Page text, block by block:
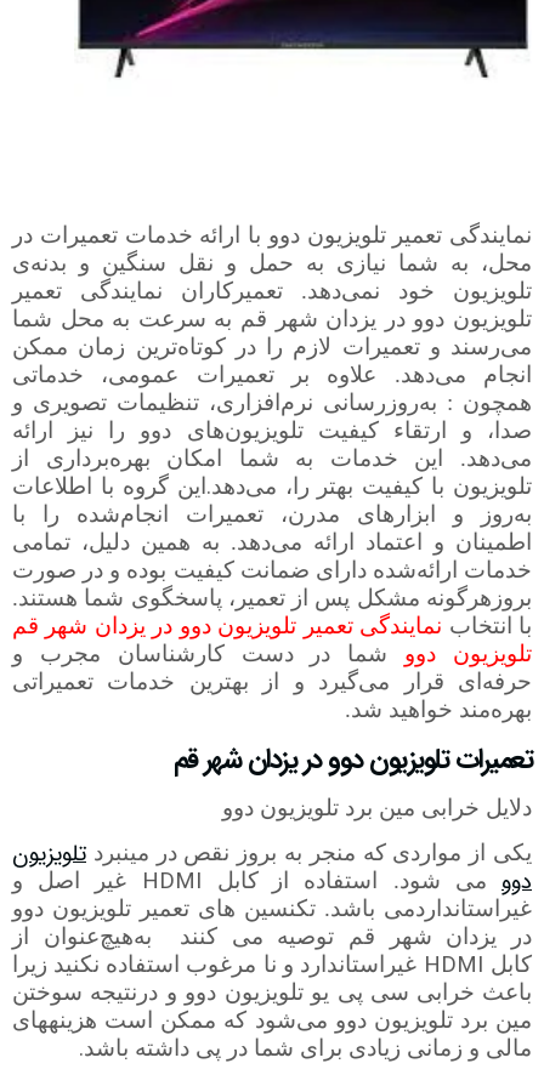
نمایندگی تعمیر تلویزیون دوو با ارائه خدمات تعمیرات در
محل، به شما نیازی به حمل و نقل سنگین و بدنه‌ی
تلویزیون خود نمی‌دهد. تعمیرکاران نمایندگی تعمیر
تلویزیون دوو در یزدان شهر قم به سرعت به محل شما
می‌رسند و تعمیرات لازم را در کوتاه‌ترین زمان ممکن
انجام می‌دهد. علاوه بر تعمیرات عمومی، خدماتی
همچون : به‌روزرسانی نرم‌افزاری، تنظیمات تصویری و
صدا، و ارتقاء کیفیت تلویزیون‌های دوو را نیز ارائه
می‌دهد. این خدمات به شما امکان بهره‌برداری از
تلویزیون با کیفیت بهتر را، می‌دهد. این گروه با اطلاعات
به‌روز و ابزارهای مدرن، تعمیرات انجام‌شده را با
اطمینان و اعتماد ارائه می‌دهد. به همین دلیل، تمامی
خدمات ارائه‌شده دارای ضمانت کیفیت بوده و در صورت
بروزهرگونه مشکل پس از تعمیر، پاسخگوی شما هستند.
با انتخاب نمایندگی تعمیر تلویزیون دوو در یزدان شهر قم
تلویزیون دوو شما در دست کارشناسان مجرب و
حرفه‌ای قرار می‌گیرد و از بهترین خدمات تعمیراتی
بهره‌مند خواهید شد.
تعمیرات تلویزیون دوو در یزدان شهر قم
دلایل خرابی مین برد تلویزیون دوو
یکی از مواردی که منجر به بروز نقص در مینبرد تلویزیون
دوو می شود. استفاده از کابل HDMIغیر اصل و
غیراستانداردمی باشد. تکنسین های تعمیر تلویزیون دوو
در یزدان شهر قم توصیه می کنند
به‌هیچ‌عنوان از
کابل HDMIغیراستاندارد و نا مرغوب استفاده نکنید زیرا
باعث خرابی سی پی یو تلویزیون دوو و درنتیجه سوختن
مین برد تلویزیون دوو می­‌شود که ممکن است هزینه­های
مالی و زمانی زیادی برای شما در پی داشته باشد.